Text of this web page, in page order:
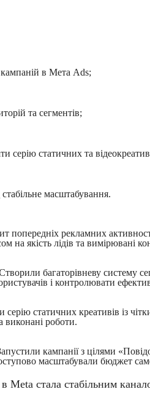
кампаній в Мета Ads;
та сегментів;
серію статичних та
масштабування.
попередніх рекламних
на якість лідів та вимірювані
багаторівневу систему
і контролювати
статичних креативів із
виконані роботи.
кампанії з цілями
масштабували бюджет
Meta стала стабільним